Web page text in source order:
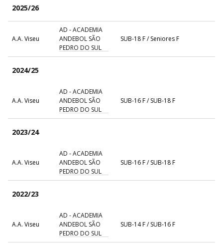
2025/26
A.A. Viseu
AD - ACADEMIA
ANDEBOL SÃO
PEDRO DO SUL
SUB-18 F / Seniores F
2024/25
A.A. Viseu
AD - ACADEMIA
ANDEBOL SÃO
PEDRO DO SUL
SUB-16 F / SUB-18 F
2023/24
A.A. Viseu
AD - ACADEMIA
ANDEBOL SÃO
PEDRO DO SUL
SUB-16 F / SUB-18 F
2022/23
A.A. Viseu
AD - ACADEMIA
ANDEBOL SÃO
PEDRO DO SUL
SUB-14 F / SUB-16 F